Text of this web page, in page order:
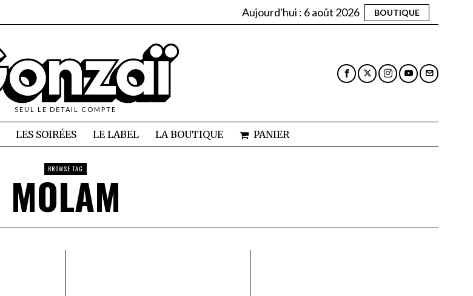
Aujourd'hui : 6 août 2026 BOUTIQUE
SEUL LE DETAIL COMPTE
LES SOIRÉES LE LABEL LA BOUTIQUE PANIER
BROWSE TAG
MOLAM